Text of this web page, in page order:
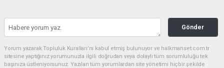
Gönder
Yorum yazarak Topluluk Kuralları’nı kabul etmiş bulunuyor ve halkmanset.com.tr
sitesine yaptığınız yorumunuzla ilgili doğrudan veya dolaylı tüm sorumluluğu tek
başınıza üstleniyorsunuz. Yazılan tüm yorumlardan site yönetimi hiçbir şekilde